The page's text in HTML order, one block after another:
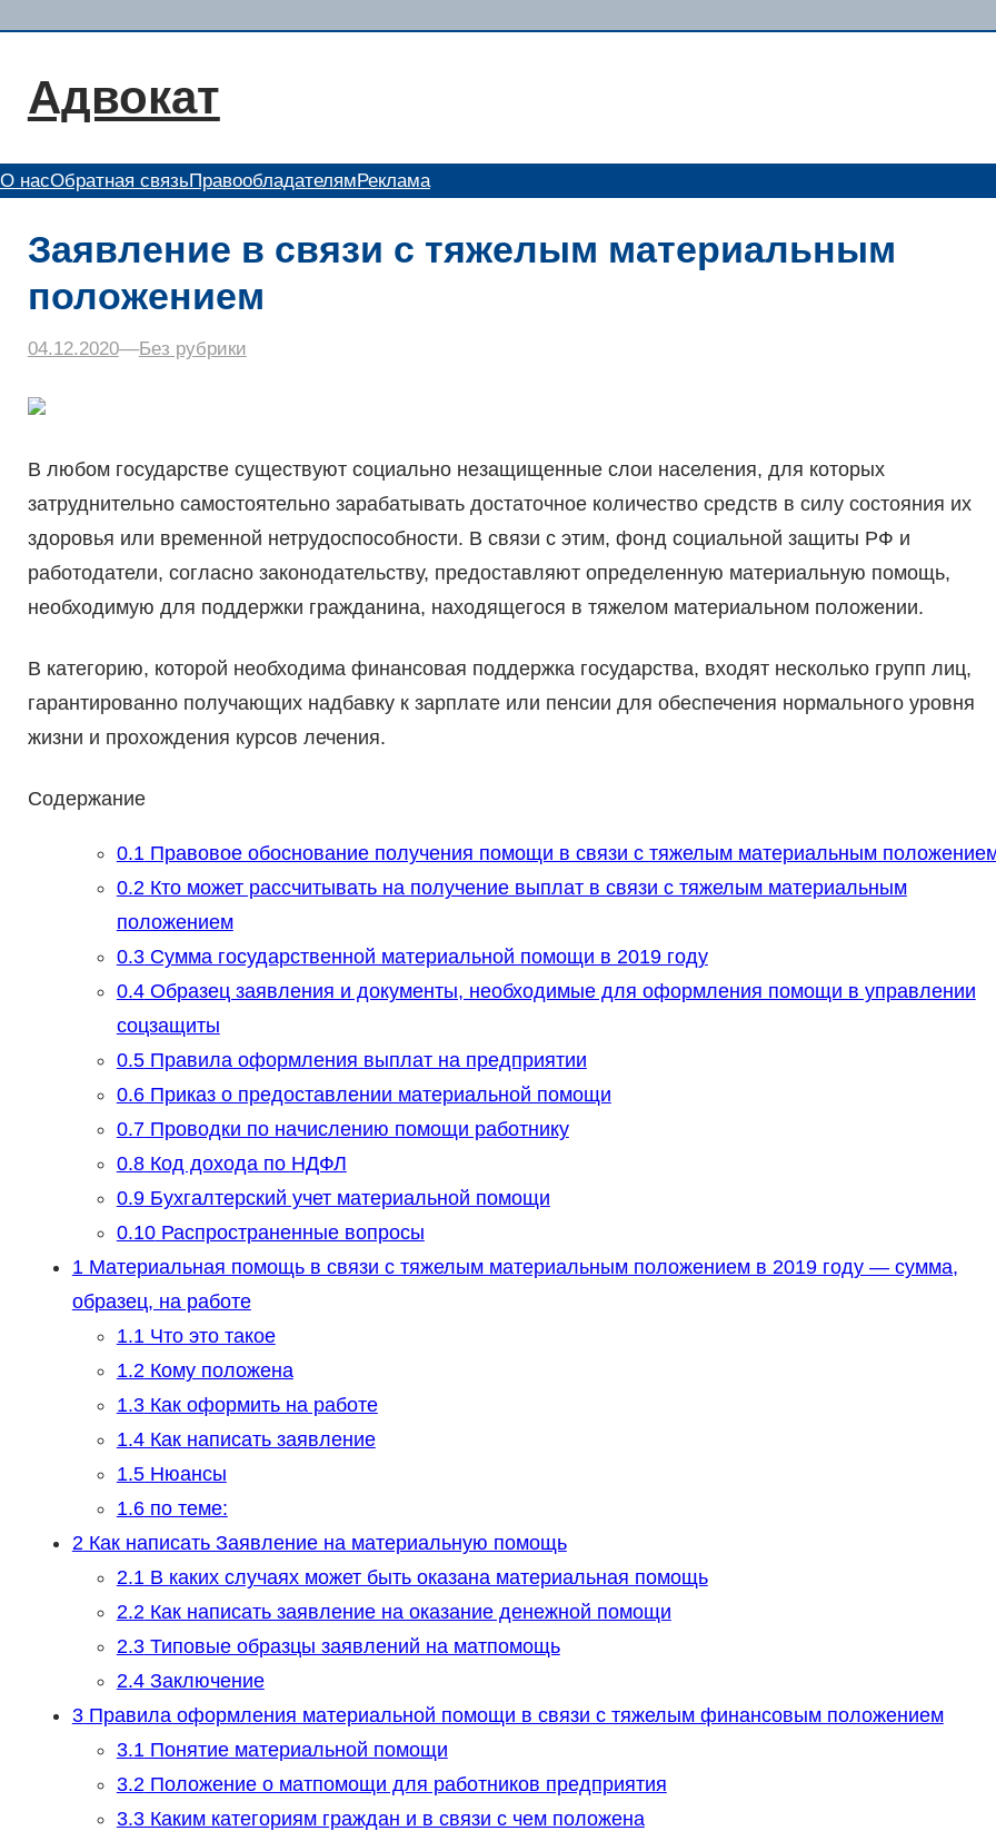
содержимому
Адвокат
О насОбратная связьПравообладателямРеклама
Заявление в связи с тяжелым материальным
положением
04.12.2020––Без рубрики
В любом государстве существуют социально незащищенные слои населения, для которых
затруднительно самостоятельно зарабатывать достаточное количество средств в силу состояния их
здоровья или временной нетрудоспособности. В связи с этим, фонд социальной защиты РФ и
работодатели, согласно законодательству, предоставляют определенную материальную помощь,
необходимую для поддержки гражданина, находящегося в тяжелом материальном положении.
В категорию, которой необходима финансовая поддержка государства, входят несколько групп лиц,
гарантированно получающих надбавку к зарплате или пенсии для обеспечения нормального уровня
жизни и прохождения курсов лечения.
Содержание
0.1 Правовое обоснование получения помощи в связи с тяжелым материальным
0.2 Кто может рассчитывать на получение выплат в связи с тяжелым материальным
положением
0.3Сумма государственной материальной помощи в 2019 году
0.4Образец заявления и документы, необходимые для оформления помощи в управлении
соцзащиты
0.5Правила оформления выплат на предприятии
0.6Приказ о предоставлении материальной помощи
0.7Проводки по начислению помощи работнику
0.8Код дохода по НДФЛ
0.9Бухгалтерский учет материальной помощи
0.10Распространенные вопросы
1 Материальная помощь в связи с тяжелым материальным положением в 2019 году — сумма,
образец, на работе
1.1 Что это такое
1.2 Кому положена
1.3Как оформить на работе
1.4Как написать заявление
1.5Нюансы
1.6по теме:
2 Как написать Заявление на материальную помощь
2.1 В каких случаях может быть оказана материальная помощь
2.2 Как написать заявление на оказание денежной помощи
2.3Типовые образцы заявлений на матпомощь
2.4Заключение
3Правила оформления материальной помощи в связи с тяжелым финансовым положением
3.1 Понятие материальной помощи
3.2 Положение о матпомощи для работников предприятия
3.3Каким категориям граждан и в связи с чем положена